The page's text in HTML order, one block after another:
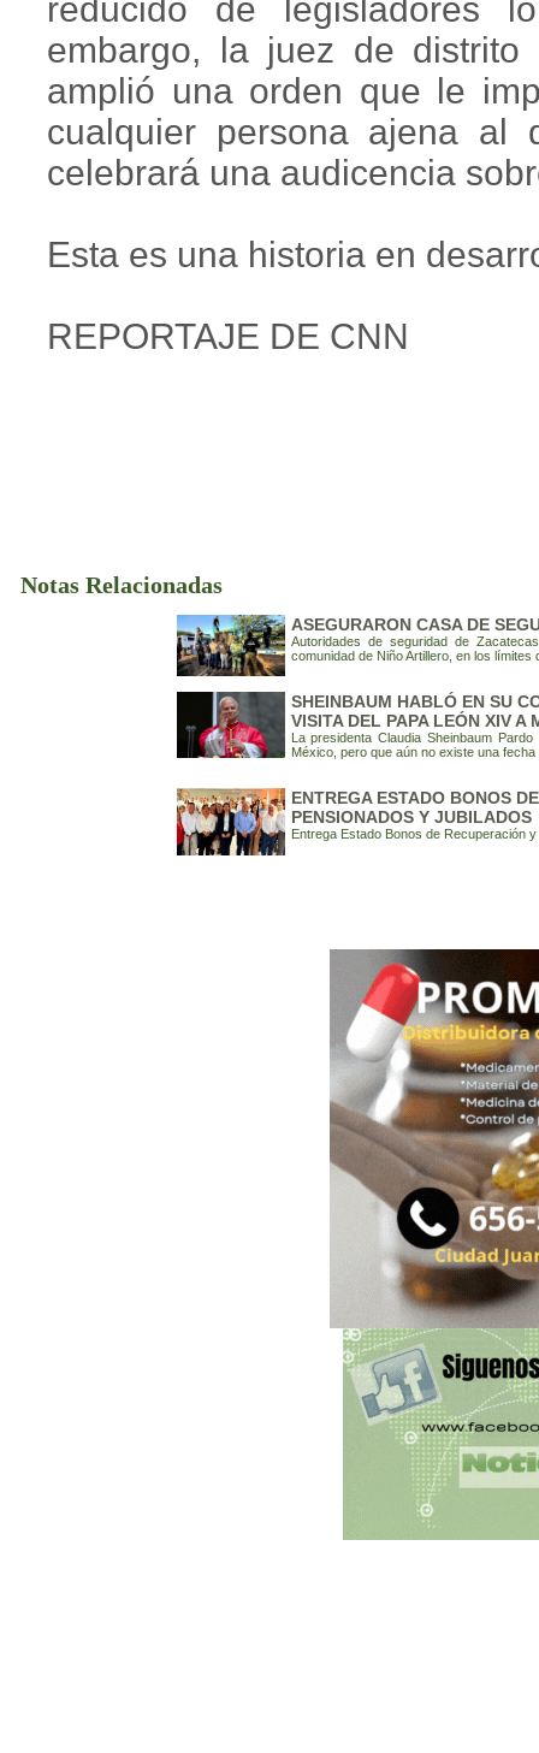
reducido de legisladores
embargo, la juez de distrito
amplió una orden que le
cualquier persona ajena al
celebrará una audicencia
Esta es una historia en
REPORTAJE DE CNN
Notas Relacionadas
ASEGURARON CASA DE
Autoridades de seguridad de
comunidad de Niño Artillero, en los
SHEINBAUM HABLÓ EN SU
VISITA DEL PAPA LEÓN XIV A
La presidenta Claudia Sheinbaum
México, pero que aún no existe una
ENTREGA ESTADO BONOS
PENSIONADOS Y JUBILADOS
Entrega Estado Bonos de Recuperación